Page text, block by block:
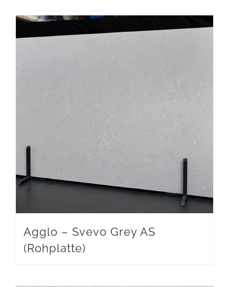
Agglo – Svevo Grey AS
(Rohplatte)